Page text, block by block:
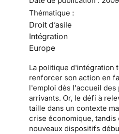
Thématique :
Droit d’asile
Intégration
Europe
La politique d'intégration
renforcer son action en
l'emploi dès l'accueil des
arrivants. Or, le défi à
taille dans un contexte
crise économique, tandis
nouveaux dispositifs